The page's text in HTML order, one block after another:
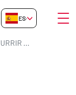
ES-ES Abrir
HISTORIA DE COOPERACIÓN. NOURRIR ET VERDIR NOUAKCHOTT, HUERTOS URBANOS EN CLIMA DESÉRTICO